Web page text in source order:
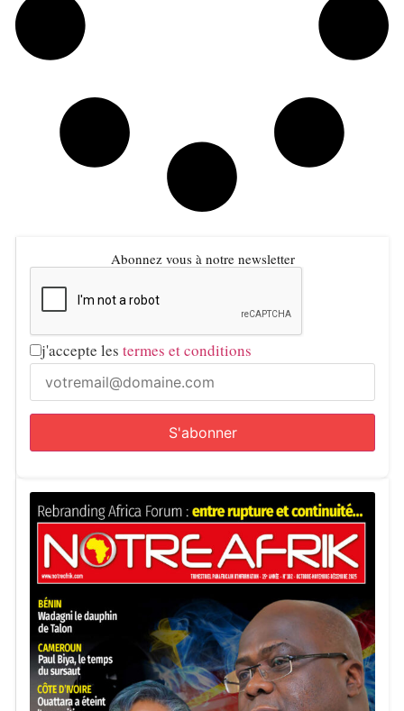
Abonnez vous à notre newsletter
j'accepte les termes et conditions